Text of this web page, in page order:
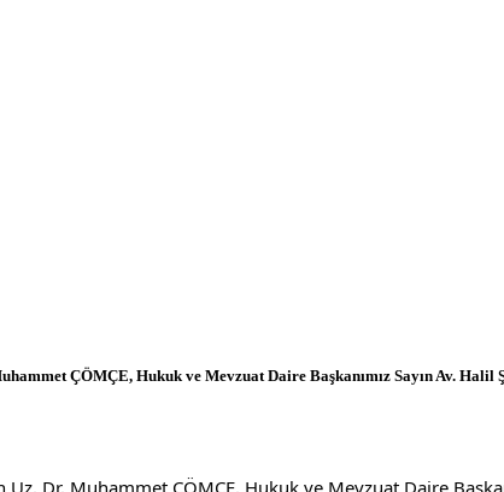
ÇÖMÇE, Hukuk ve Mevzuat Daire Başkanımız Sayın Av.